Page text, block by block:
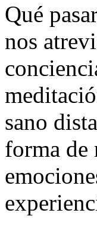
Qué
nos
sano
forma de